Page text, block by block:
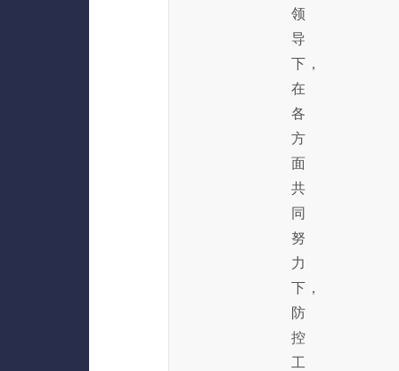
领
导
下，
在
各
方
面
共
同
努
力
下，
防
控
工